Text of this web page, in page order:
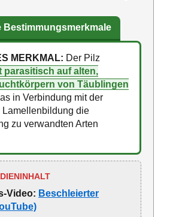
Bestimmungsmerkmale
MERKMAL: Der Pilz
parasitisch auf alten,
von Täublingen
in Verbindung mit der
Lamellenbildung die
zu verwandten Arten
Video: Beschleierter